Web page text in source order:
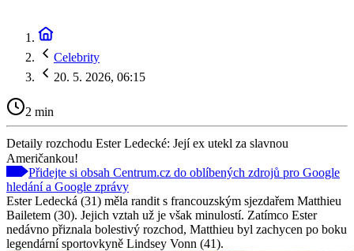
Celebrity
20. 5. 2026, 06:15
2 min
Detaily rozchodu Ester Ledecké: Její ex utekl za slavnou
Američankou!
Přidejte si obsah Centrum.cz do oblíbených zdrojů pro Google
hledání a Google zprávy
Ester Ledecká (31) měla randit s francouzským sjezdařem Matthieu
Bailetem (30). Jejich vztah už je však minulostí. Zatímco Ester
nedávno přiznala bolestivý rozchod, Matthieu byl zachycen po boku
legendární sportovkyně Lindsey Vonn (41).